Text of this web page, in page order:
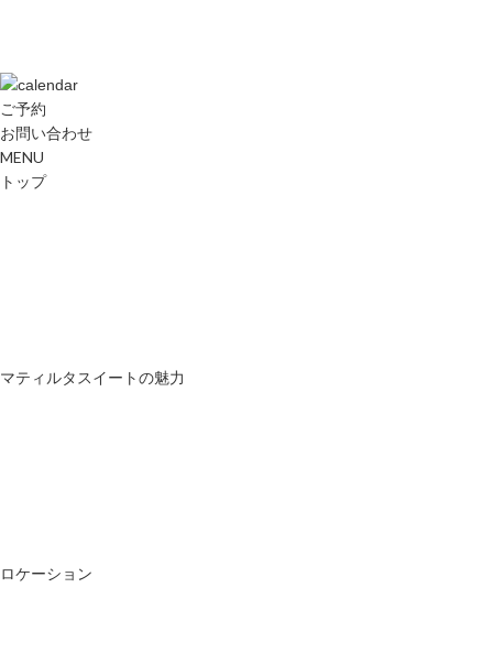
ご予約
お問い合わせ
MENU
トップ
マティルタスイートの魅力
ロケーション